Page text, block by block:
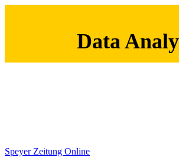
Data
Speyer Zeitung Online